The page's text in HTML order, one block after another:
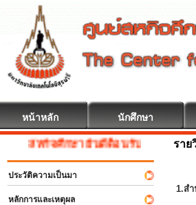
หน้าหลัก นักศึกษา
สหกิจศึกษา ยินดีต้อนรับ
ประวัติความเป็นมา
หลักการและเหตุผล
ราย
1.ส